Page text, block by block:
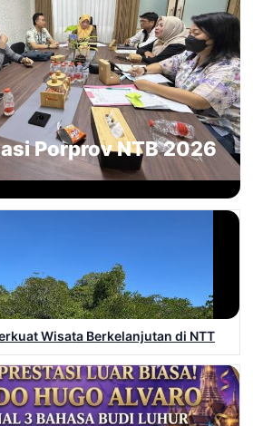
Porprov NTB 2026
Wisata Berkelanjutan di NTT